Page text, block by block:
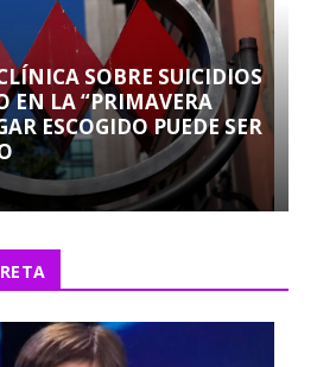
SOBRE SUICIDIOS
EN LA “PRIMAVERA
ESCOGIDO PUEDE SER